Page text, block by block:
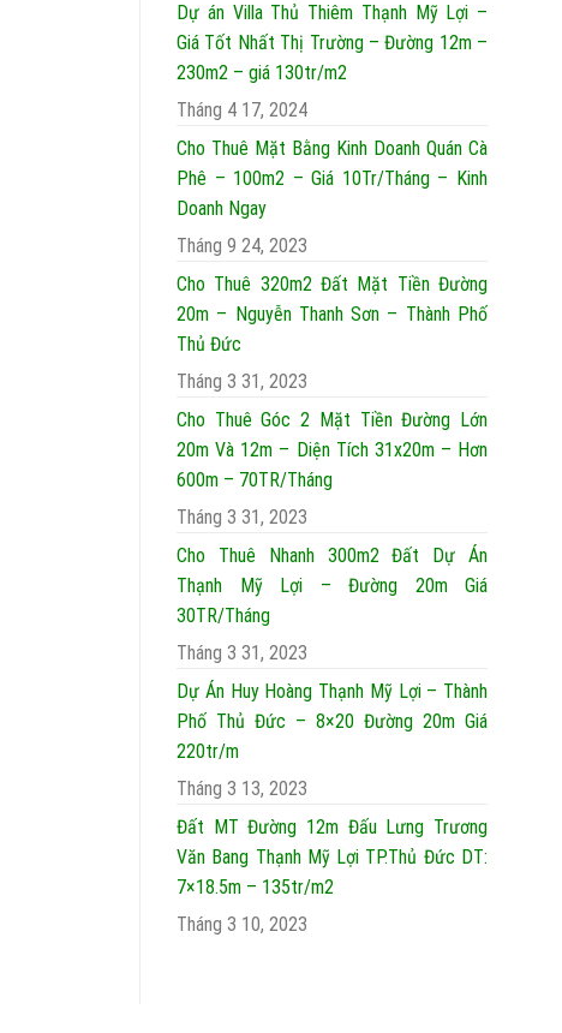
Dự án Villa Thủ Thiêm Thạnh Mỹ Lợi –
Giá Tốt Nhất Thị Trường – Đường 12m –
230m2 – giá 130tr/m2
Tháng 4 17, 2024
Cho Thuê Mặt Bằng Kinh Doanh Quán Cà
Phê – 100m2 – Giá 10Tr/Tháng – Kinh
Doanh Ngay
Tháng 9 24, 2023
Cho Thuê 320m2 Đất Mặt Tiền Đường
20m – Nguyễn Thanh Sơn – Thành Phố
Thủ Đức
Tháng 3 31, 2023
Cho Thuê Góc 2 Mặt Tiền Đường Lớn
20m Và 12m – Diện Tích 31x20m – Hơn
600m – 70TR/Tháng
Tháng 3 31, 2023
Cho Thuê Nhanh 300m2 Đất Dự Án
Thạnh Mỹ Lợi – Đường 20m Giá
30TR/Tháng
Tháng 3 31, 2023
Dự Án Huy Hoàng Thạnh Mỹ Lợi – Thành
Phố Thủ Đức – 8×20 Đường 20m Giá
220tr/m
Tháng 3 13, 2023
Đất MT Đường 12m Đấu Lưng Trương
Văn Bang Thạnh Mỹ Lợi TP.Thủ Đức DT:
7×18.5m – 135tr/m2
Tháng 3 10, 2023